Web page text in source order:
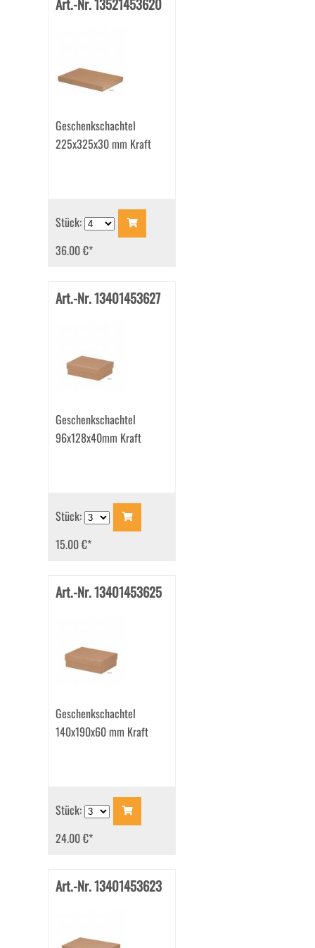
Art.-Nr. 13521453620
Geschenkschachtel
225x325x30 mm Kraft
Stück:
36.00 €*
Art.-Nr. 13401453627
Geschenkschachtel
96x128x40mm Kraft
Stück:
15.00 €*
Art.-Nr. 13401453625
Geschenkschachtel
140x190x60 mm Kraft
Stück:
24.00 €*
Art.-Nr. 13401453623